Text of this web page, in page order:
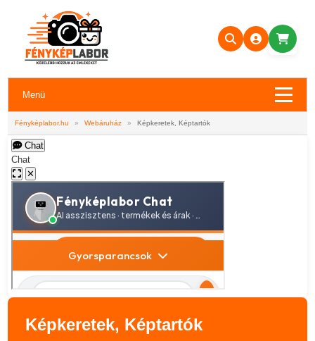
Menü
Fényképlabor.hu » Webáruház » Képkeretek, Képtartók
Chat
Chat
✕
Képkeretek, Képtartók